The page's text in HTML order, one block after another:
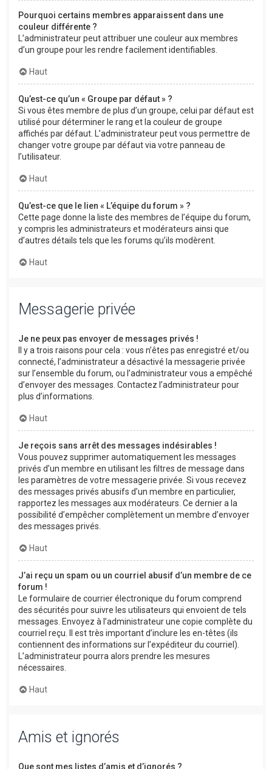
Pourquoi certains membres apparaissent dans une
couleur différente ?
L’administrateur peut attribuer une couleur aux membres
d’un groupe pour les rendre facilement identifiables.
Haut
Qu’est-ce qu’un « Groupe par défaut » ?
Si vous êtes membre de plus d’un groupe, celui par défaut est
utilisé pour déterminer le rang et la couleur de groupe
affichés par défaut. L’administrateur peut vous permettre de
changer votre groupe par défaut via votre panneau de
l’utilisateur.
Haut
Qu’est-ce que le lien « L’équipe du forum » ?
Cette page donne la liste des membres de l’équipe du forum,
y compris les administrateurs et modérateurs ainsi que
d’autres détails tels que les forums qu’ils modèrent.
Haut
Messagerie privée
Je ne peux pas envoyer de messages privés !
Il y a trois raisons pour cela : vous n’êtes pas enregistré et/ou
connecté, l’administrateur a désactivé la messagerie privée
sur l’ensemble du forum, ou l’administrateur vous a empêché
d’envoyer des messages. Contactez l’administrateur pour
plus d’informations.
Haut
Je reçois sans arrêt des messages indésirables !
Vous pouvez supprimer automatiquement les messages
privés d’un membre en utilisant les filtres de message dans
les paramètres de votre messagerie privée. Si vous recevez
des messages privés abusifs d’un membre en particulier,
rapportez les messages aux modérateurs. Ce dernier a la
possibilité d’empêcher complètement un membre d’envoyer
des messages privés.
Haut
J’ai reçu un spam ou un courriel abusif d’un membre de ce
forum !
Le formulaire de courrier électronique du forum comprend
des sécurités pour suivre les utilisateurs qui envoient de tels
messages. Envoyez à l’administrateur une copie complète du
courriel reçu. Il est très important d’inclure les en-têtes (ils
contiennent des informations sur l’expéditeur du courriel).
L’administrateur pourra alors prendre les mesures
nécessaires.
Haut
Amis et ignorés
Que sont mes listes d’amis et d’ignorés ?